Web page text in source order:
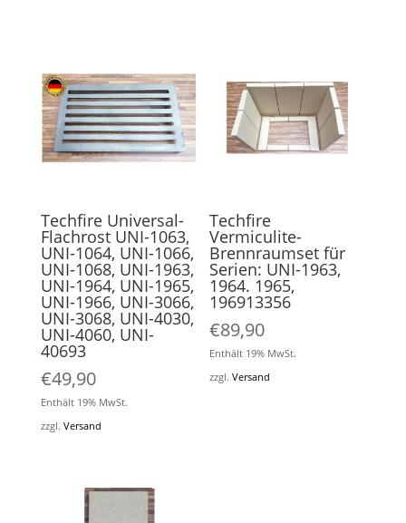
Techfire Universal-
Flachrost UNI-1063,
UNI-1064, UNI-1066,
UNI-1068, UNI-1963,
UNI-1964, UNI-1965,
UNI-1966, UNI-3066,
UNI-3068, UNI-4030,
UNI-4060, UNI-
40693
€49,90
Enthält 19% MwSt.
zzgl. Versand
Techfire
Vermiculite-
Brennraumset für
Serien: UNI-1963,
1964. 1965,
196913356
€89,90
Enthält 19% MwSt.
zzgl.Versand